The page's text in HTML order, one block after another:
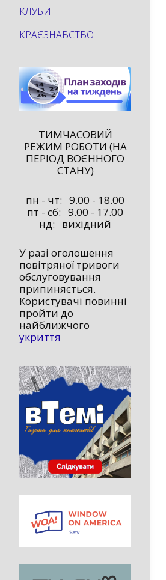
КЛУБИ
КРАЄЗНАВСТВО
ТИМЧАСОВИЙ
РЕЖИМ РОБОТИ (НА
ПЕРІОД ВОЄННОГО
СТАНУ)
пн - чт: 9.00 - 18.00
пт - сб: 9.00 - 17.00
нд: вихідний
У разі оголошення
повітряної тривоги
обслуговування
припиняється.
Користувачі повинні
пройти до
найближчого
укриття